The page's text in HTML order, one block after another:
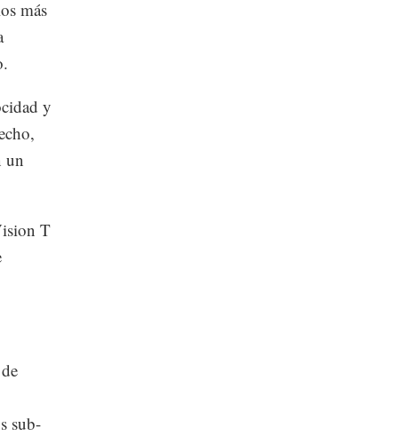
más
y
un
T
sub-